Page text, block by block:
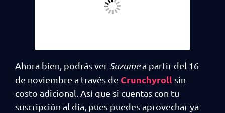
Ahora bien, podrás ver Suzumea partir del 16
de noviembre a través de Crunchyroll sin
costo adicional. Así que si cuentas con tu
suscripción al día, pues puedes aprovechar ya